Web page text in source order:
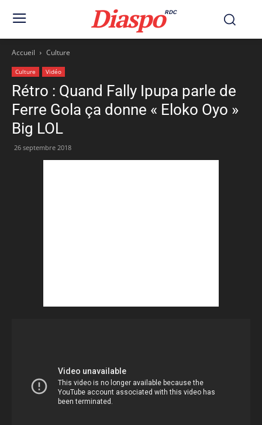
DiaspoRDC
Accueil Culture
Culture Vidéo
Rétro : Quand Fally Ipupa parle de
Ferre Gola ça donne « Eloko Oyo »
Big LOL
26 septembre 2018